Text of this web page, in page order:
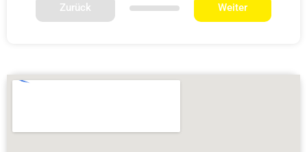
Zurück Weiter